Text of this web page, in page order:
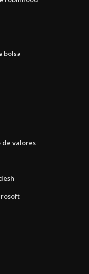
bolsa
de valores